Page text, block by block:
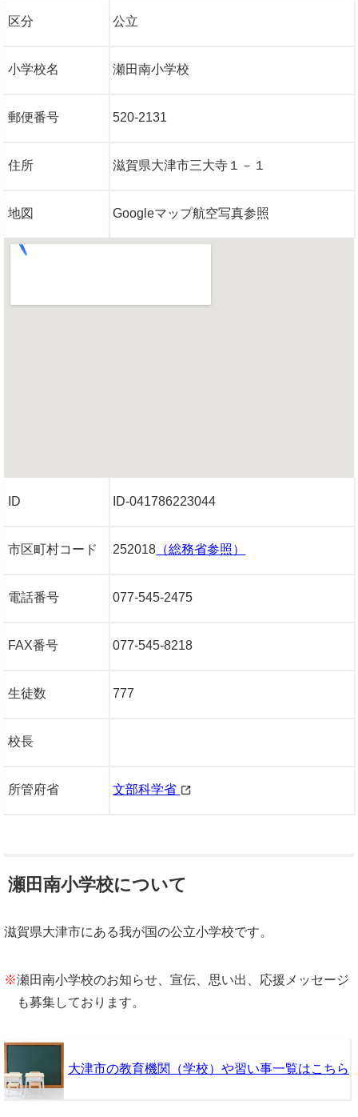
区分 公立
小学校名 瀬田南小学校
郵便番号 520-2131
住所 滋賀県大津市三大寺１－１
地図 Googleマップ航空写真参照
ID ID-041786223044
市区町村コード 252018 （総務省参照）
電話番号 077-545-2475
FAX番号 077-545-8218
生徒数 777
校長
所管府省 文部科学省
瀬田南小学校について
滋賀県大津市にある我が国の公立小学校です。
※瀬田南小学校のお知らせ、宣伝、思い出、応援メッセージ
も募集しております。
大津市の教育機関（学校）や習い事一覧はこちら